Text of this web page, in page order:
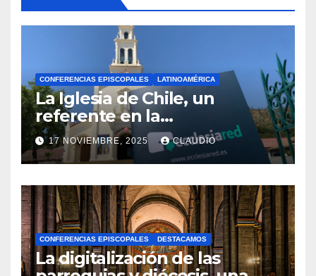
CONFERENCIAS EPISCOPALES LATINOAMÉRICA
La Iglesia de Chile, un
referente en la
transformación digital
gracias a Ecclesiared
17 NOVIEMBRE, 2025 CLAUDIO
N
O
H
A
Y
C
CONFERENCIAS EPISCOPALES DESTACAMOS
La digitalización de las